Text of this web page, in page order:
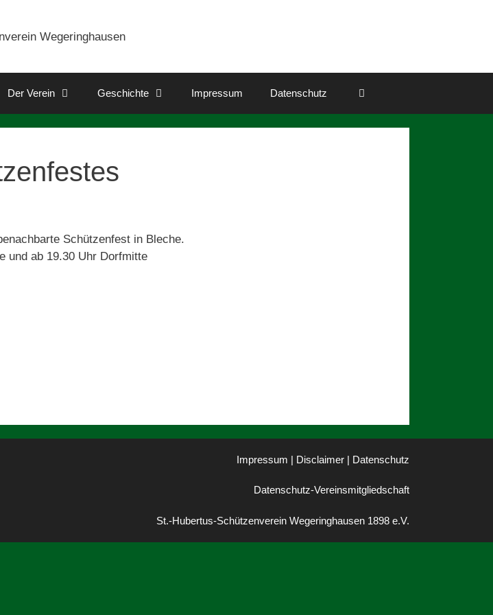
Der Verein Geschichte Impressum Datenschutz
Schützenfest in Bleche.
und ab 19.30 Uhr Dorfmitte
Impressum | Disclaimer | Datenschutz
Datenschutz-Vereinsmitgliedschaft
St.-Hubertus-Schützenverein Wegeringhausen 1898 e.V.